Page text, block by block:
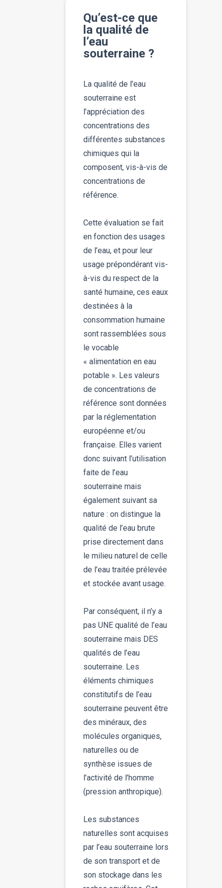
Qu’est-ce que
la qualité de
l’eau
souterraine ?
La qualité de l’eau
souterraine est
l’appréciation des
concentrations des
différentes substances
chimiques qui la
composent, vis-à-vis de
concentrations de
référence.
Cette évaluation se fait
en fonction des usages
de l’eau, et pour leur
usage prépondérant vis-
à-vis du respect de la
santé humaine, ces eaux
destinées à la
consommation humaine
sont rassemblées sous
le vocable
« alimentation en eau
potable ». Les valeurs
de concentrations de
référence sont données
par la réglementation
européenne et/ou
française. Elles varient
donc suivant l’utilisation
faite de l’eau
souterraine mais
également suivant sa
nature : on distingue la
qualité de l’eau brute
prise directement dans
le milieu naturel de celle
de l’eau traitée prélevée
et stockée avant usage.
Par conséquent, il n’y a
pas UNE qualité de l’eau
souterraine mais DES
qualités de l’eau
souterraine. Les
éléments chimiques
constitutifs de l’eau
souterraine peuvent être
des minéraux, des
molécules organiques,
naturelles ou de
synthèse issues de
l’activité de l’homme
(pression anthropique).
Les substances
naturelles sont acquises
par l’eau souterraine lors
de son transport et de
son stockage dans les